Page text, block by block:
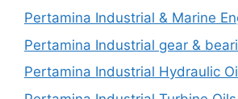
Pertamina Industrial & Marine
Pertamina Industrial gear &
Pertamina Industrial Hydraulic